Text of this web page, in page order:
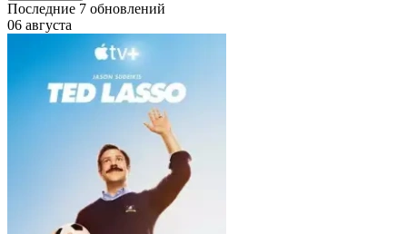
Последние 7 обновлений
06 августа